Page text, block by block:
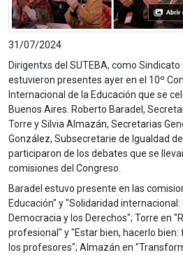
31/07/2024
Dirigentxs del SUTEBA, como Sindicato
estuvieron presentes ayer en el 10º
Internacional de la Educación que se
Buenos Aires. Roberto Baradel,
Torre y Silvia Almazán, Secretarias
González, Subsecretarie de Igualdad
participaron de los debates que se
comisiones del Congreso.
Baradel estuvo presente en las
Educación" y "Solidaridad
Democracia y los Derechos"; Torre en
profesional" y "Estar bien, hacerlo
los profesores"; Almazán en